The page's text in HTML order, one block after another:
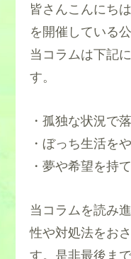
皆さんこんにちは
を開催している
当コラムは下記
す。
・孤独な状況で
・ぼっち生活を
・夢や希望を持
当コラムを読み
性や対処法をお
す。是非最後ま